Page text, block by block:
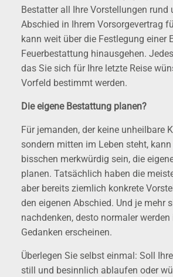
Bestatter all Ihre Vorstellungen rund
Abschied in Ihrem Vorsorgevertrag
kann weit über die Festlegung einer
Feuerbestattung hinausgehen.
das Sie sich für Ihre letzte Reise
Vorfeld bestimmt werden.
Die eigene Bestattung planen?
Für jemanden, der keine unheilbare
sondern mitten im Leben steht,
bisschen merkwürdig sein, die
planen. Tatsächlich haben die
aber bereits ziemlich konkrete
den eigenen Abschied. Und je mehr
nachdenken, desto normaler werden
Gedanken erscheinen.
Überlegen Sie selbst einmal: Soll
still und besinnlich ablaufen oder